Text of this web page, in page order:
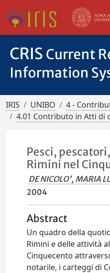
CRIS Current
Information
IRIS UNIBO
4 -
4.01 Contributo in Atti di
Pesci,
Rimini nel
DE NICOLO', MARIA
2004
Abstract
Un quadro della
Rimini e delle attività
Cinquecento
notarile, i carteggi di